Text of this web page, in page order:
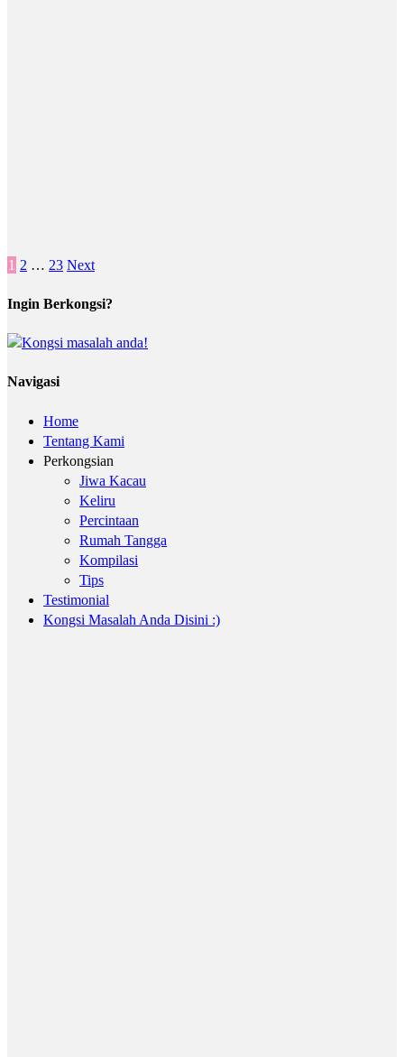
Posts
pagination
1 2 … 23 Next
Ingin Berkongsi?
Navigasi
Home
Tentang Kami
Perkongsian
Jiwa Kacau
Keliru
Percintaan
Rumah Tangga
Kompilasi
Tips
Testimonial
Kongsi Masalah Anda Disini :)